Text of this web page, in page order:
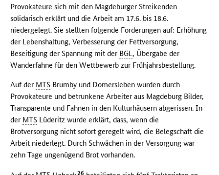
Provokateure sich mit den Magdeburger Streikenden
solidarisch erklärt und die Arbeit am 17.6. bis 18.6.
niedergelegt. Sie stellten folgende Forderungen auf: Erhöhung
der Lebenshaltung, Verbesserung der Fettversorgung,
Beseitigung der Spannung mit der BGL , Übergabe der
Wanderfahne für den Wettbewerb zur Frühjahrsbestellung.
Auf der MTS Brumby und Domersleben wurden durch
Provokateure und betrunkene Arbeiter aus Magdeburg Bilder,
Transparente und Fahnen in den Kulturhäusern abgerissen. In
der MTS Lüderitz wurde erklärt, dass, wenn die
Brotversorgung nicht sofort geregelt wird, die Belegschaft die
Arbeit niederlegt. Durch Schwächen in der Versorgung war
zehn Tage ungenügend Brot vorhanden.
26